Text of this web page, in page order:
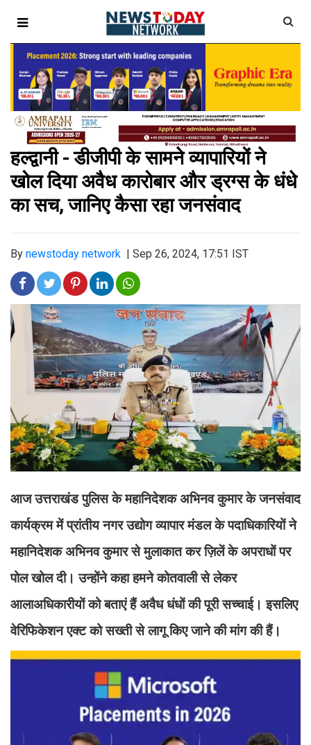
हल्द्वानी - डीजीपी के सामने व्यापारियों ने
खोल दिया अवैध कारोबार और ड्रग्स के धंधे
का सच, जानिए कैसा रहा जनसंवाद
By newstoday network Sep 26, 2024, 17:51 IST
आज उत्तराखंड पुलिस के महानिदेशक अभिनव कुमार के जनसंवाद
कार्यक्रम में प्रांतीय नगर उद्योग व्यापार मंडल के पदाधिकारियों ने
महानिदेशक अभिनव कुमार से मुलाकात कर ज़िलें के अपराधों पर
पोल खोल दी। उन्होंने कहा हमने कोतवाली से लेकर
आलाअधिकारीयों को बताएं हैं अवैध धंधों की पूरी सच्चाई। इसलिए
वेरिफिकेशन एक्ट को सख्ती से लागू किए जाने की मांग की हैं।